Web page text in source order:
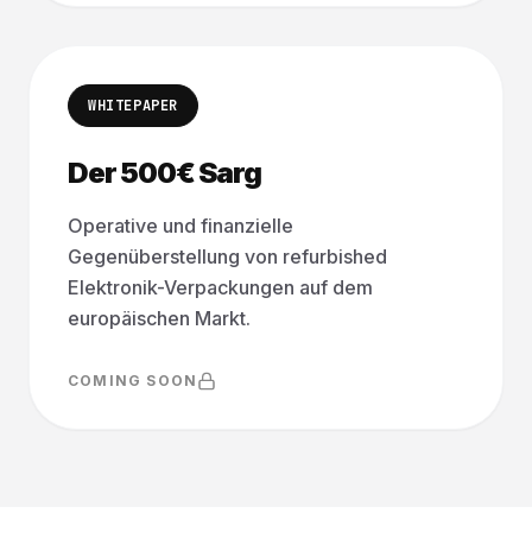
WHITEPAPER
Der 500€ Sarg
Operative und finanzielle
Gegenüberstellung von refurbished
Elektronik-Verpackungen auf dem
europäischen Markt.
COMING SOON